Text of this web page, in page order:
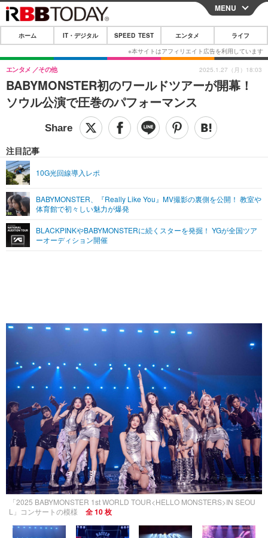
CLOSE
ホーム
IT・デジタル
IT・デジタルTOP スマートフォン
ショッピング その他
SPEED TEST
エンタメTOP 映画・ドラマ
グラビア
ショッピング その他
ライフTOP
その他
リリース一覧
プッシュ通知の停止方法
MENU
ホーム IT・デジタル SPEED TEST エンタメ ライフ
BABYMONSTER初のワールドツアーが開幕！
ソウル公演で圧巻のパフォーマンス
エンタメ その他
注目記事
10G光回線導入レポ
BABYMONSTER、『Really Like You』MV撮影の裏側を公開！ 教室や
体育館で初々しい魅力が爆発
BLACKPINKやBABYMONSTERに続くスターを発掘！ YGが全国ツア
ーオーディション開催
2025.1.27（月）18:03
「2025 BABYMONSTER 1st WORLD TOUR<HELLO MONSTERS>IN SEOU
L」コンサートの模様
全 10 枚